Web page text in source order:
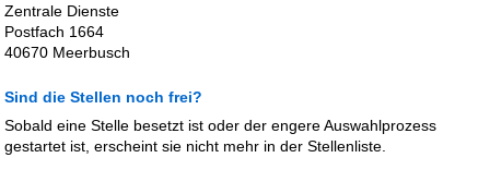
Zentrale Dienste
Postfach 1664
40670 Meerbusch
Sind die Stellen noch frei?
Sobald eine Stelle besetzt ist oder der engere Auswahlprozess
gestartet ist, erscheint sie nicht mehr in der Stellenliste.